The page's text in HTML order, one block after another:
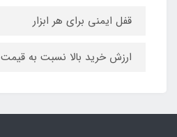
قفل ایمنی برای هر ابزار
ارزش خرید بالا نسبت به قیمت